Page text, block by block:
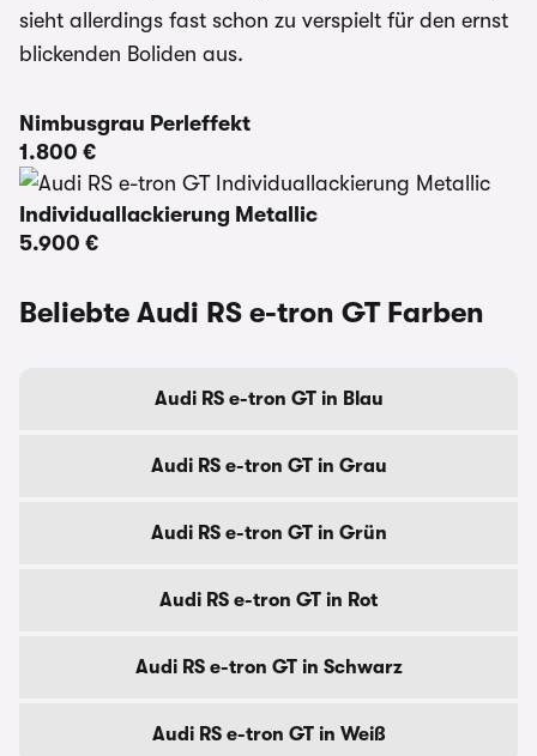
sieht allerdings fast schon zu verspielt für den ernst
blickenden Boliden aus.
Nimbusgrau Perleffekt
1.800 €
Individuallackierung Metallic
5.900 €
Beliebte Audi RS e-tron GT Farben
Audi RS e-tron GT in Blau
Audi RS e-tron GT in Grau
Audi RS e-tron GT in Grün
Audi RS e-tron GT in Rot
Audi RS e-tron GT in Schwarz
Audi RS e-tron GT in Weiß